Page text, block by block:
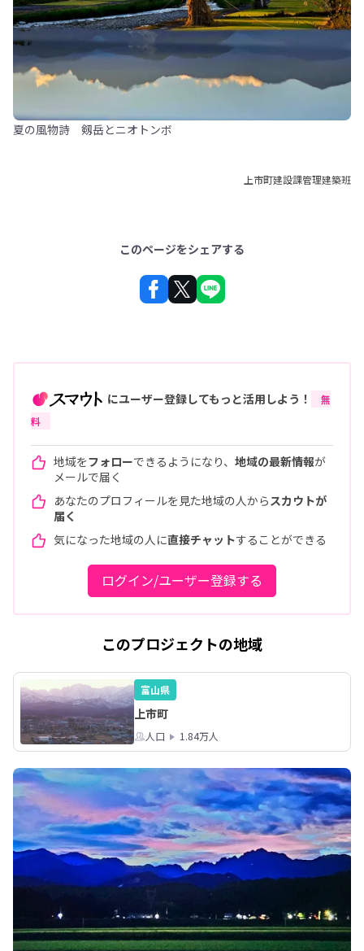
夏の風物詩 剱岳とニオトンボ
上市町建設課管理建築班
このページをシェアする
にユーザー登録してもっと活用しよう！
無
料
地域をフォローできるようになり、 地域の最新情報が
メールで届く
あなたのプロフィールを見た地域の人から スカウトが
届く
気になった地域の人に直接チャットすることができる
ログイン/ユーザー登録する
このプロジェクトの地域
富山県
上市町
人口 1.84万人